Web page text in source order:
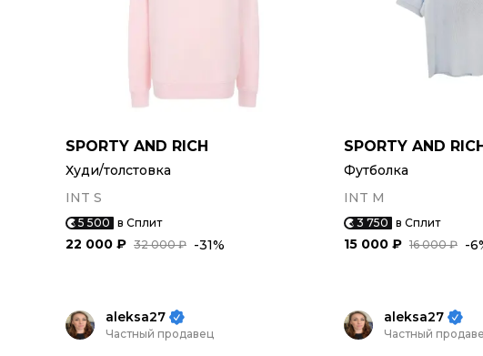
SPORTY AND RICH
Худи/толстовка
INT S
5 500 в Сплит
32 000 ₽
22 000 ₽ -31%
SPORTY AND
Футболка
INT M
3 750 в Сплит
16 000 ₽
15 000 ₽ -
aleksa27
Частный продавец
aleksa27
Частный